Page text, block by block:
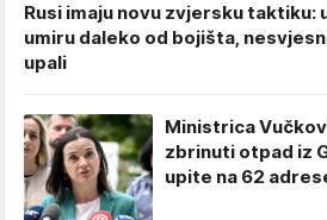
Rusi imaju novu zvjersku taktiku:
umiru daleko od bojišta,
upali
Ministrica
zbrinuti otpad iz
upite na 62